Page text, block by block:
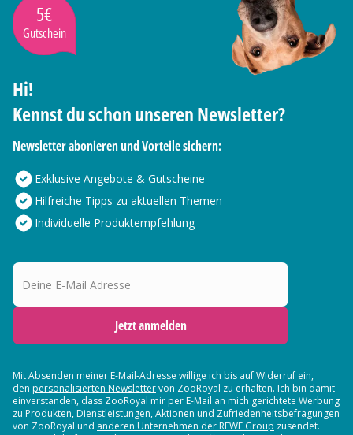
5€
Gutschein
Hi!
Kennst du schon unseren Newsletter?
Newsletter abonieren und Vorteile sichern:
Exklusive Angebote & Gutscheine
Hilfreiche Tipps zu aktuellen Themen
Individuelle Produktempfehlung
Deine E-Mail Adresse
Jetzt anmelden
Mit Absenden meiner E-Mail-Adresse willige ich bis auf Widerruf ein,
den personalisierten Newslettervon ZooRoyal zu erhalten. Ich bin damit
einverstanden, dass ZooRoyal mir per E-Mail an mich gerichtete Werbung
zu Produkten, Dienstleistungen, Aktionen und Zufriedenheitsbefragungen
von ZooRoyal und anderen Unternehmen der REWE Group zusendet.